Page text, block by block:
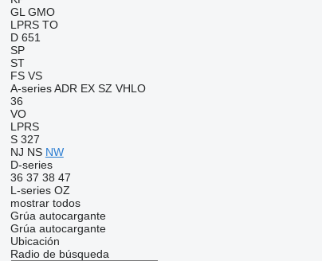
GL GMO
LPRS TO
D 651
SP
ST
FS VS
A-series ADR EX SZ VHLO
36
VO
LPRS
S 327
NJ NS NW
D-series
36 37 38 47
L-series OZ
mostrar todos
Grúa autocargante
Grúa autocargante
Ubicación
Radio de búsqueda